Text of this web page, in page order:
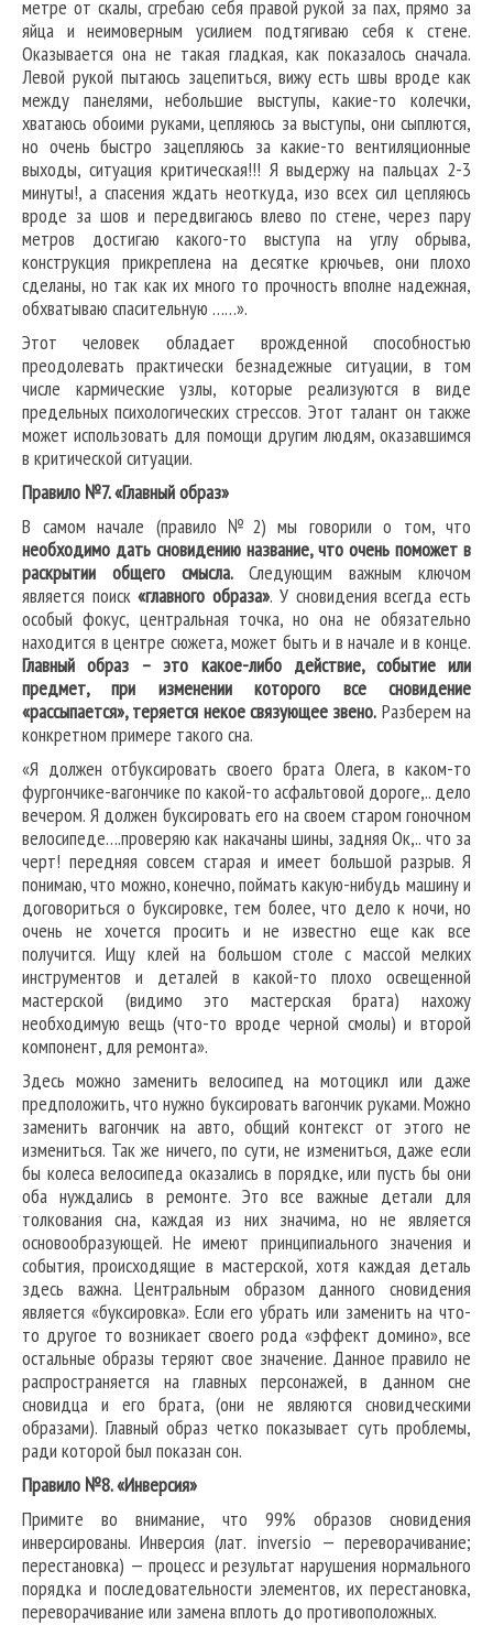
метре от скалы, сгребаю себя правой рукой за пах, прямо за
яйца и неимоверным усилием подтягиваю себя к стене.
Оказывается она не такая гладкая, как показалось сначала.
Левой рукой пытаюсь зацепиться, вижу есть швы вроде как
между панелями, небольшие выступы, какие-то колечки,
хватаюсь обоими руками, цепляюсь за выступы, они сыплются,
но очень быстро зацепляюсь за какие-то вентиляционные
выходы, ситуация критическая!!! Я выдержу на пальцах 2-3
минуты!, а спасения ждать неоткуда, изо всех сил цепляюсь
вроде за шов и передвигаюсь влево по стене, через пару
метров достигаю какого-то выступа на углу обрыва,
конструкция прикреплена на десятке крючьев, они плохо
сделаны, но так как их много то прочность вполне надежная,
обхватываю спасительную ……».
Этот человек обладает врожденной способностью
преодолевать практически безнадежные ситуации, в том
числе кармические узлы, которые реализуются в виде
предельных психологических стрессов. Этот талант он также
может использовать для помощи другим людям, оказавшимся
в критической ситуации.
Правило №7. «Главный образ»
В самом начале (правило №2) мы говорили о том, что
необходимо дать сновидению название, что очень поможет в
раскрытии общего смысла.Следующим важным ключом
является поиск«главного образа». У сновидения всегда есть
особый фокус, центральная точка, но она не обязательно
находится в центре сюжета, может быть и в начале и в конце.
Главный образ – это какое-либо действие, событие или
предмет, при изменении которого все сновидение
«рассыпается», теряется некое связующее звено. Разберем на
конкретном примере такого сна.
«Я должен отбуксировать своего брата Олега, в каком-то
фургончике-вагончике по какой-то асфальтовой дороге,.. дело
вечером. Я должен буксировать его на своем старом гоночном
велосипеде….проверяю как накачаны шины, задняя Ок,.. что за
черт! передняя совсем старая и имеет большой разрыв. Я
понимаю, что можно, конечно, поймать какую-нибудь машину и
договориться о буксировке, тем более, что дело к ночи, но
очень не хочется просить и не известно еще как все
получится. Ищу клей на большом столе с массой мелких
инструментов и деталей в какой-то плохо освещенной
мастерской (видимо это мастерская брата) нахожу
необходимую вещь (что-то вроде черной смолы) и второй
компонент, для ремонта».
Здесь можно заменить велосипед на мотоцикл или даже
предположить, что нужно буксировать вагончик руками. Можно
заменить вагончик на авто, общий контекст от этого не
измениться. Так же ничего, по сути, не измениться, даже если
бы колеса велосипеда оказались в порядке, или пусть бы они
оба нуждались в ремонте. Это все важные детали для
толкования сна, каждая из них значима, но не является
основообразующей. Не имеют принципиального значения и
события, происходящие в мастерской, хотя каждая деталь
здесь важна. Центральным образом данного сновидения
является «буксировка». Если его убрать или заменить на что-
то другое то возникает своего рода «эффект домино», все
остальные образы теряют свое значение. Данное правило не
распространяется на главных персонажей, в данном сне
сновидца и его брата, (они не являются сновидческими
образами). Главный образ четко показывает суть проблемы,
ради которой был показан сон.
Правило №8. «Инверсия»
Примите во внимание, что 99% образов сновидения
инверсированы. Инверсия (лат. inversio — переворачивание;
перестановка) — процесс и результат нарушения нормального
порядка и последовательности элементов, их перестановка,
переворачивание или замена вплоть до противоположных.